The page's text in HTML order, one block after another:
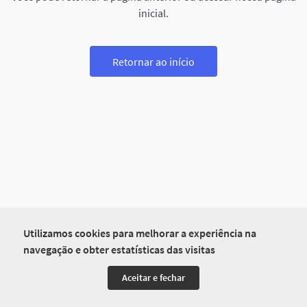
Utilizamos cookies para melhorar a experiência na
navegação e obter estatísticas das visitas
Aceitar e fechar
inicial.
Retornar ao início